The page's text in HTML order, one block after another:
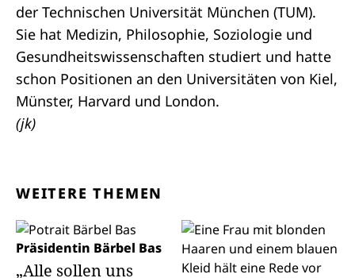
der Technischen Universität München (TUM).
Sie hat Medizin, Philosophie, Soziologie und
Gesundheitswissenschaften studiert und hatte
schon Positionen an den Universitäten von Kiel,
Münster, Harvard und London.
(jk)
WEITERE THEMEN
Präsidentin Bärbel Bas
„Alle sollen uns